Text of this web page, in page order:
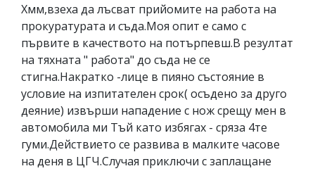
Хмм,взеха да лъсват прийомите на работа на
прокуратурата и съда.Моя опит е само с
първите в качеството на потърпевш.В резултат
на тяхната " работа" до съда не се
стигна.Накратко -лице в пияно състояние в
условие на изпитателен срок( осъдено за друго
деяние) извърши нападение с нож срещу мен в
автомобила ми Тъй като избягах - сряза 4те
гуми.Действието се развива в малките часове
на деня в ЦГЧ.Случая приключи с заплащане